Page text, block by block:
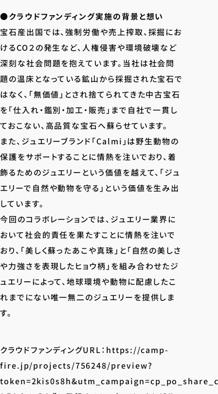
●クラウドファンディング実施の背景と想い
宝石産出国では、強制労働や売上搾取、採掘にお
けるCO２の発生など、人権侵害や環境破壊など
深刻な社会問題を抱えています。当社は社会問
題の温床となっている鉱山から採掘された宝石で
はなく、「無価値」とされ捨てられてきた中古宝石
を「仕入れ・鑑別・加工・販売」まで自社で一貫し
ておこない、高品質な宝石へ蘇らせています。
また、ジュエリーブランド「Calmi」は野生動物の
保護をサポートすることに情熱を注いでおり、着
飾るためのジュエリーという価値を越えて、「ジュ
エリーで自然や動物を守る」という価値を生み出
しています。
今回のコラボレーションでは、ジュエリー業界に
おいて社会的責任を果たすことに情熱を注いで
おり、「美しく蘇ったあこや真珠」と「自然の美しさ
や力強さを表現したヒョウ柄」を組み合わせたジ
ュエリーによって、地球環境や動物に配慮したこ
れまでにない唯一無二のジュエリーを提供しま
す。
クラウドファンディングURL： https://camp-
fire.jp/projects/756248/preview?